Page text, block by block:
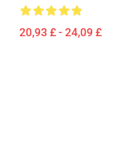
20,93 £ - 24,09 £